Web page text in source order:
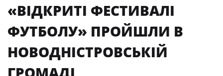
«ВІДКРИТІ ФЕСТИВАЛІ
ФУТБОЛУ» ПРОЙШЛИ В
НОВОДНІСТРОВСЬКІЙ